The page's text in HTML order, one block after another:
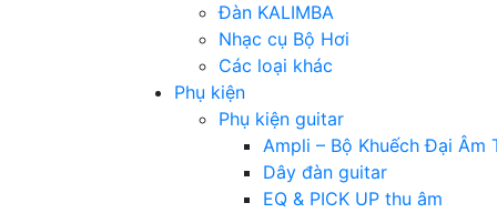
Đàn KALIMBA
Nhạc cụ Bộ Hơi
Các loại khác
Phụ kiện
Phụ kiện guitar
Ampli – Bộ Khuếch Đại Âm
Dây đàn guitar
EQ & PICK UP thu âm